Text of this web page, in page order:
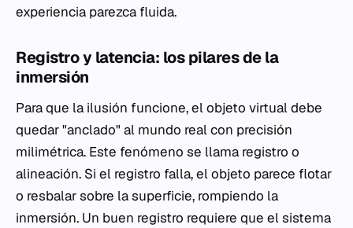
experiencia parezca fluida.
Registro y latencia: los pilares de la
inmersión
Para que la ilusión funcione, el objeto virtual debe
quedar "anclado" al mundo real con precisión
milimétrica. Este fenómeno se llama registro o
alineación. Si el registro falla, el objeto parece flotar
o resbalar sobre la superficie, rompiendo la
inmersión. Un buen registro requiere que el sistema